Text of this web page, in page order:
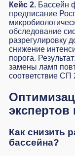
Кейс 2.Бассейн
предписание
обследование
разрегулировку
снижение
порога.
замены ламп
соответствие СП
Как снизить
бассейна?